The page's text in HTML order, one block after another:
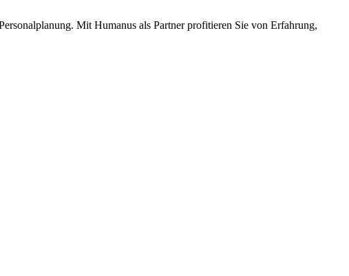
Mit Humanus als Partner profitieren Sie von Erfahrung,